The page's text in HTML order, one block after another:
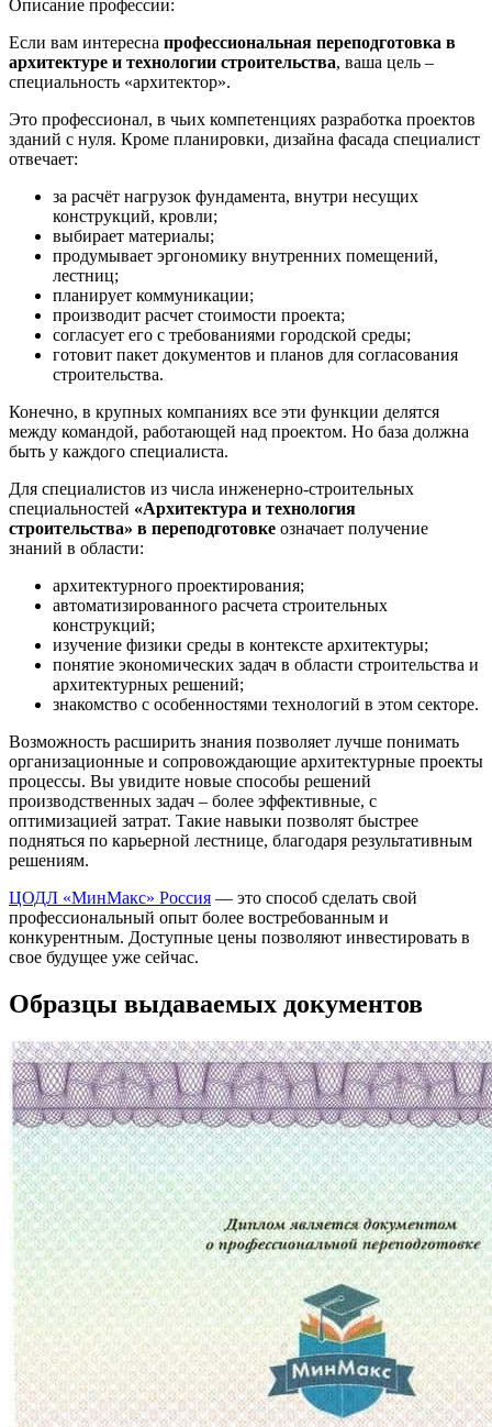
Описание профессии:
Если вам интересна профессиональная переподготовка в
архитектуре и технологии строительства, ваша цель –
специальность «архитектор».
Это профессионал, в чьих компетенциях разработка проектов
зданий с нуля. Кроме планировки, дизайна фасада специалист
отвечает:
за расчёт нагрузок фундамента, внутри несущих
конструкций, кровли;
выбирает материалы;
продумывает эргономику внутренних помещений,
лестниц;
планирует коммуникации;
производит расчет стоимости проекта;
согласует его с требованиями городской среды;
готовит пакет документов и планов для согласования
строительства.
Конечно, в крупных компаниях все эти функции делятся
между командой, работающей над проектом. Но база должна
быть у каждого специалиста.
Для специалистов из числа инженерно-строительных
специальностей «Архитектура и технология
строительства» в переподготовке означает получение
знаний в области:
архитектурного проектирования;
автоматизированного расчета строительных
конструкций;
изучение физики среды в контексте архитектуры;
понятие экономических задач в области строительства и
архитектурных решений;
знакомство с особенностями технологий в этом секторе.
Возможность расширить знания позволяет лучше понимать
организационные и сопровождающие архитектурные проекты
процессы. Вы увидите новые способы решений
производственных задач – более эффективные, с
оптимизацией затрат. Такие навыки позволят быстрее
подняться по карьерной лестнице, благодаря результативным
решениям.
ЦОДЛ «МинМакс» Россия — это способ сделать свой
профессиональный опыт более востребованным и
конкурентным. Доступные цены позволяют инвестировать в
свое будущее уже сейчас.
Образцы выдаваемых документов